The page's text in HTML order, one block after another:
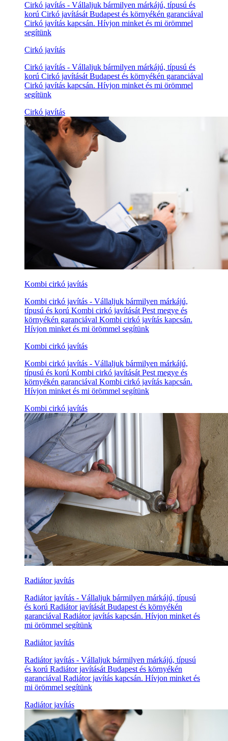
Cirkó javítás - Vállaljuk bármilyen márkájú, típusú és
korú Cirkó javítását Budapest és környékén garanciával
Cirkó javítás kapcsán. Hívjon minket és mi örömmel
segítünk
Cirkó javítás
Cirkó javítás - Vállaljuk bármilyen márkájú, típusú és
korú Cirkó javítását Budapest és környékén garanciával
Cirkó javítás kapcsán. Hívjon minket és mi örömmel
segítünk
Cirkó javítás
Kombi cirkó javítás
Kombi cirkó javítás - Vállaljuk bármilyen márkájú,
típusú és korú Kombi cirkó javítását Pest megye és
környékén garanciával Kombi cirkó javítás kapcsán.
Hívjon minket és mi örömmel segítünk
Kombi cirkó javítás
Kombi cirkó javítás - Vállaljuk bármilyen márkájú,
típusú és korú Kombi cirkó javítását Pest megye és
környékén garanciával Kombi cirkó javítás kapcsán.
Hívjon minket és mi örömmel segítünk
Kombi cirkó javítás
Radiátor javítás
Radiátor javítás - Vállaljuk bármilyen márkájú, típusú
és korú Radiátor javítását Budapest és környékén
garanciával Radiátor javítás kapcsán. Hívjon minket és
mi örömmel segítünk
Radiátor javítás
Radiátor javítás - Vállaljuk bármilyen márkájú, típusú
és korú Radiátor javítását Budapest és környékén
garanciával Radiátor javítás kapcsán. Hívjon minket és
mi örömmel segítünk
Radiátor javítás